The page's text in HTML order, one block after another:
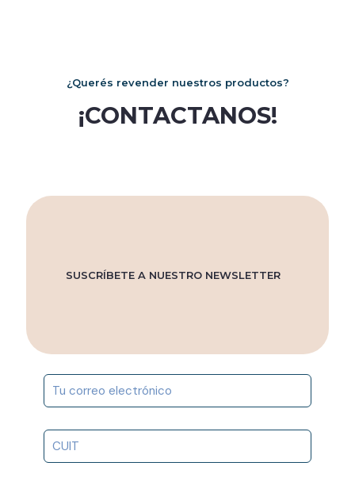
¿Querés revender nuestros productos?
¡CONTACTANOS!
SUSCRÍBETE A NUESTRO NEWSLETTER